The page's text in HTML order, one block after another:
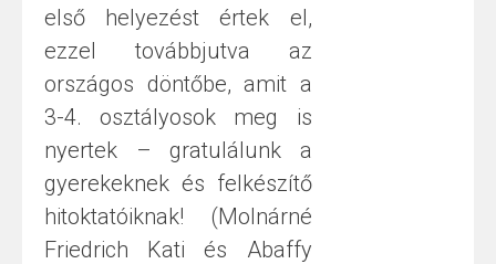
első helyezést értek el,
ezzel továbbjutva az
országos döntőbe, amit a
3-4. osztályosok meg is
nyertek – gratulálunk a
gyerekeknek és felkészítő
hitoktatóiknak! (Molnárné
Friedrich Kati és Abaffy